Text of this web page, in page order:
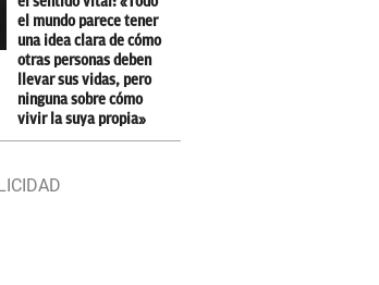
el mundo parece tener
una idea clara de cómo
otras personas deben
llevar sus vidas, pero
ninguna sobre cómo
vivir la suya propia»